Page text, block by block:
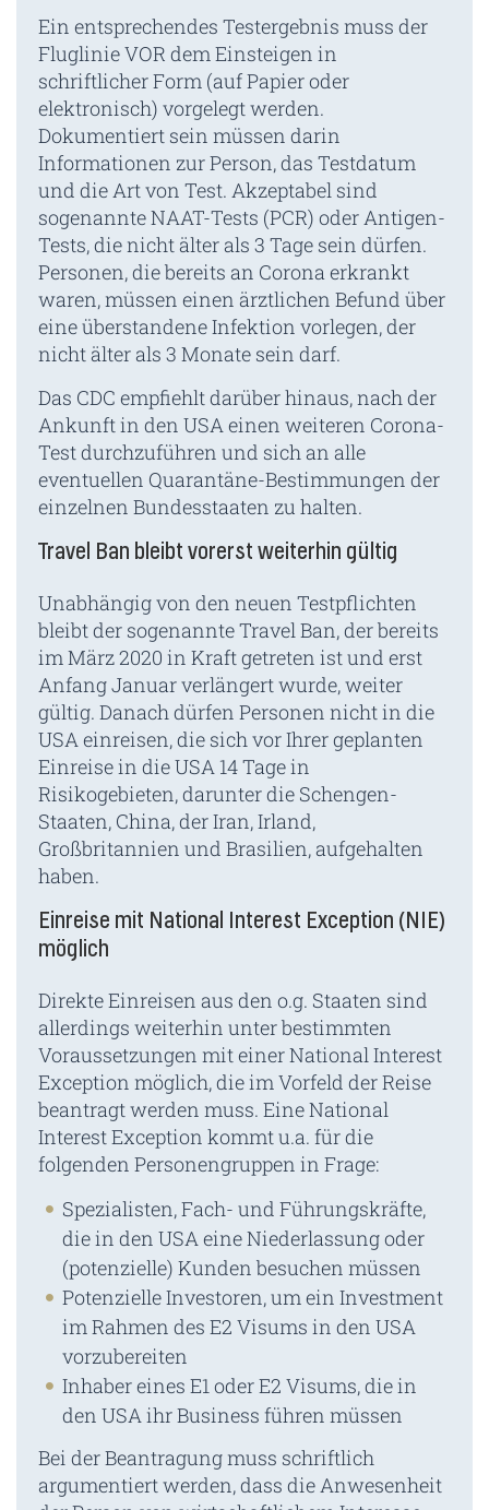
Ein entsprechendes Testergebnis muss der
Fluglinie VOR dem Einsteigen in
schriftlicher Form (auf Papier oder
elektronisch) vorgelegt werden.
Dokumentiert sein müssen darin
Informationen zur Person, das Testdatum
und die Art von Test. Akzeptabel sind
sogenannte NAAT-Tests (PCR) oder Antigen-
Tests, die nicht älter als 3 Tage sein dürfen.
Personen, die bereits an Corona erkrankt
waren, müssen einen ärztlichen Befund über
eine überstandene Infektion vorlegen, der
nicht älter als 3 Monate sein darf.
Das CDC empfiehlt darüber hinaus, nach der
Ankunft in den USA einen weiteren Corona-
Test durchzuführen und sich an alle
eventuellen Quarantäne-Bestimmungen der
einzelnen Bundesstaaten zu halten.
Travel Ban bleibt vorerst weiterhin gültig
Unabhängig von den neuen Testpflichten
bleibt der sogenannte Travel Ban, der bereits
im März 2020 in Kraft getreten ist und erst
Anfang Januar verlängert wurde, weiter
gültig. Danach dürfen Personen nicht in die
USA einreisen, die sich vor Ihrer geplanten
Einreise in die USA 14 Tage in
Risikogebieten, darunter die Schengen-
Staaten, China, der Iran, Irland,
Großbritannien und Brasilien, aufgehalten
haben.
Einreise mit National Interest Exception (NIE)
möglich
Direkte Einreisen aus den o.g. Staaten sind
allerdings weiterhin unter bestimmten
Voraussetzungen mit einer National Interest
Exception möglich, die im Vorfeld der Reise
beantragt werden muss. Eine National
Interest Exception kommt u.a. für die
folgenden Personengruppen in Frage:
Spezialisten, Fach- und Führungskräfte,
die in den USA eine Niederlassung oder
(potenzielle) Kunden besuchen müssen
Potenzielle Investoren, um ein Investment
im Rahmen des E2 Visums in den USA
vorzubereiten
Inhaber eines E1 oder E2 Visums, die in
den USA ihr Business führen müssen
Bei der Beantragung muss schriftlich
argumentiert werden, dass die Anwesenheit